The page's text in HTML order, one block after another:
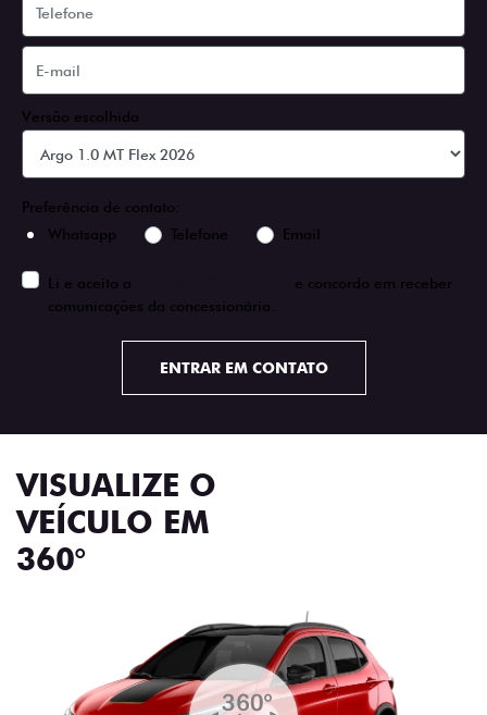
Versão escolhida
Preferência de contato:
Whatsapp
Telefone Email
Li e aceito a
e concordo em receber
comunicações da concessionária.
ENTRAR EM CONTATO
VISUALIZE O
VEÍCULO EM
360°